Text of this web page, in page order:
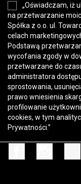
„Oświadczam, iż
na przetwarzanie
Spółka z o.o. ul.
celach
Podstawą
wycofania zgody w
przetwarzane do
administratora
sprostowania,
prawo wniesienia
profilowanie
cookies, w tym
Prywatności.”